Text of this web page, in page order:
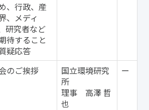
、行政、産
、メディ
研究者など
待すること
疑応答
のご挨拶
国立環境研究
所
理事 高澤 哲
也
ー